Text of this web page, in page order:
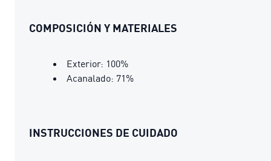
COMPOSICIÓN Y MATERIALES
Exterior: 100%
Acanalado: 71%
INSTRUCCIONES DE CUIDADO